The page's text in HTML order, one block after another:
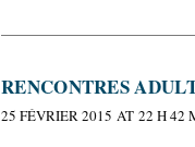
RENCONTRES
25 FÉVRIER 2015 AT 22 H 42